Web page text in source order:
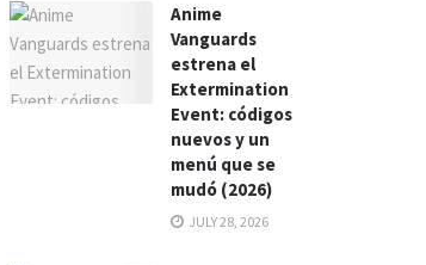
Anime
Vanguards
estrena el
Extermination
Event: códigos
nuevos y un
menú que se
mudó (2026)
JULY 28, 2026